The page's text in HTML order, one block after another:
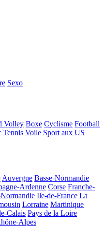
Sexo
Volley Boxe Cyclisme Football
Tennis Voile Sport aux US
Auvergne Basse-Normandie
Ardenne Corse Franche-
Ile-de-France La
Lorraine Martinique
Calais Pays de la Loire
Alpes